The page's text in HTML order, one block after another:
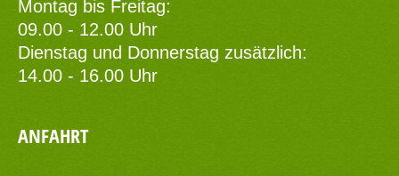
Montag bis Freitag:
09.00 - 12.00 Uhr
Dienstag und Donnerstag zusätzlich:
14.00 - 16.00 Uhr
ANFAHRT